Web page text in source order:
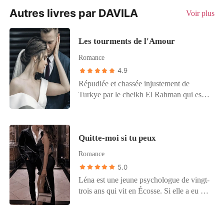
Autres livres par DAVILA Voir plus
Les tourments de l'Amour
Romance
4.9
Répudiée et chassée injustement de
Turkye par le cheikh El Rahman qui est
elle cherche du travail pour subvenir à ses
besoins et ceux de ses futurs enfants. Elle
Grant Mccalister un vieil homme
infiniment bon qu'elle sauve d'un malaise
en pleine rue. Après avoir écouté son
Quitte-moi si tu peux
Romance
5.0
Léna est une jeune psychologue de vingt-
trois ans qui vit en Écosse. Si elle a eu un